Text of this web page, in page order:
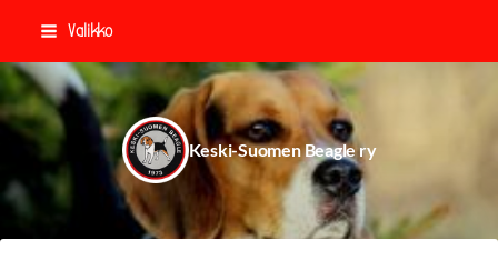
Siirry
sisältöön
Valikko
Keski-Suomen Beagle ry